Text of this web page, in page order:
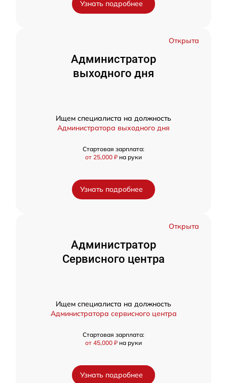
Узнать подробнее
Открыта
Администратор
выходного дня
Ищем специалиста на должность
Администратора выходного дня
Стартовая зарплата:
от 25,000 ₽ на руки
Узнать подробнее
Открыта
Администратор
Сервисного центра
Ищем специалиста на должность
Администратора сервисного центра
Стартовая зарплата:
от 45,000 ₽ на руки
Узнать подробнее